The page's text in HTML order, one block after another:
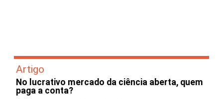
Artigo
No lucrativo mercado da ciência aberta, quem
paga a conta?